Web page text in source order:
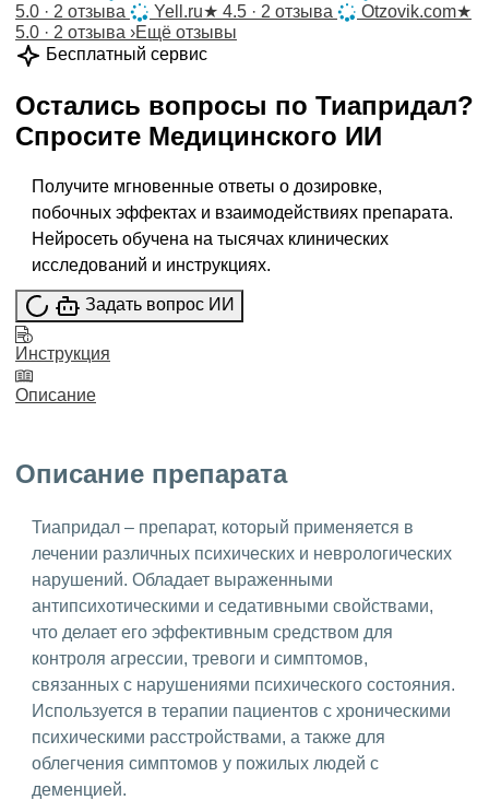
5.0 · 2 отзыва
Yell.ru★ 4.5 · 2 отзыва Otzovik.com★
5.0 · 2 отзыва ›Ещё отзывы
Бесплатный сервис
Остались вопросы по Тиапридал?
Спросите Медицинского ИИ
Получите мгновенные ответы о дозировке,
побочных эффектах и взаимодействиях препарата.
Нейросеть обучена на тысячах клинических
исследований и инструкциях.
Задать вопрос ИИ
Инструкция
Описание
Описание препарата
Тиапридал – препарат, который применяется в
лечении различных психических и неврологических
нарушений. Обладает выраженными
антипсихотическими и седативными свойствами,
что делает его эффективным средством для
контроля агрессии, тревоги и симптомов,
связанных с нарушениями психического состояния.
Используется в терапии пациентов с хроническими
психическими расстройствами, а также для
облегчения симптомов у пожилых людей с
деменцией.